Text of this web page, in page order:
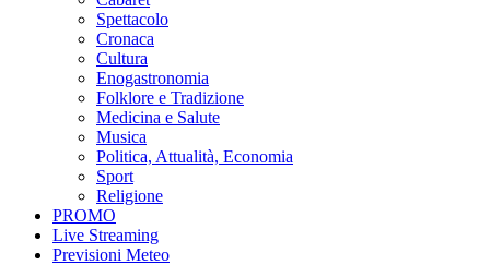
Spettacolo
Cronaca
Cultura
Enogastronomia
Folklore e Tradizione
Medicina e Salute
Musica
Politica, Attualità, Economia
Sport
Religione
PROMO
Live Streaming
Previsioni Meteo